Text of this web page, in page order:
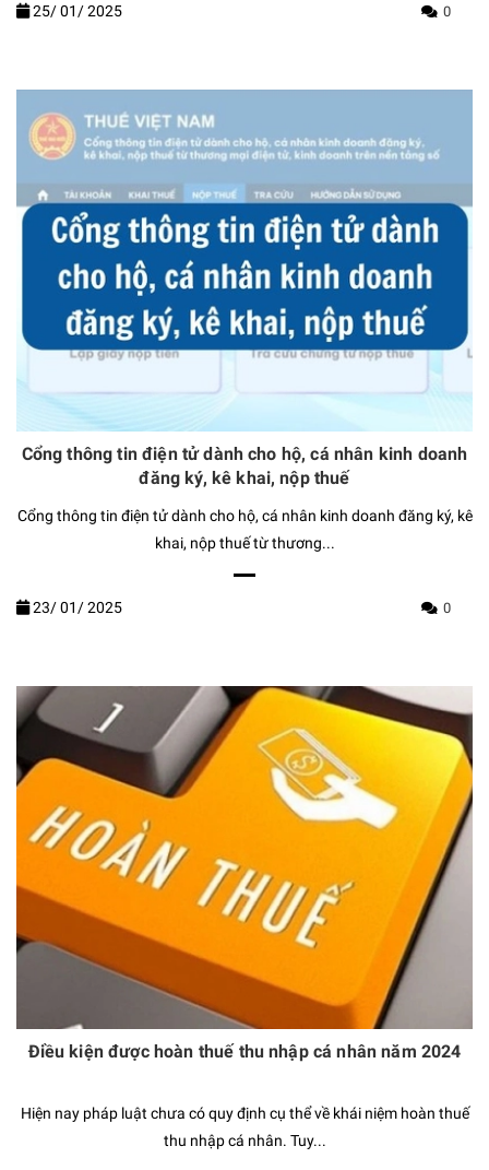
25/01/2025 0
Cổng thông tin điện tử dành cho hộ, cá nhân kinh doanh
đăng ký, kê khai, nộp thuế
Cổng thông tin điện tử dành cho hộ, cá nhân kinh doanh đăng ký, kê
khai, nộp thuế từ thương...
23/01/2025 0
Điều kiện được hoàn thuế thu nhập cá nhân năm 2024
Hiện nay pháp luật chưa có quy định cụ thể về khái niệm hoàn thuế
thu nhập cá nhân. Tuy...